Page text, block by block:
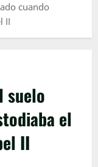
cuando
II
suelo
el
II